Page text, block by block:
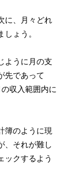
に、月々どれ
ょう。
ように月の支
先であって
収入範囲内に
簿のように現
、それが難し
ックするよう